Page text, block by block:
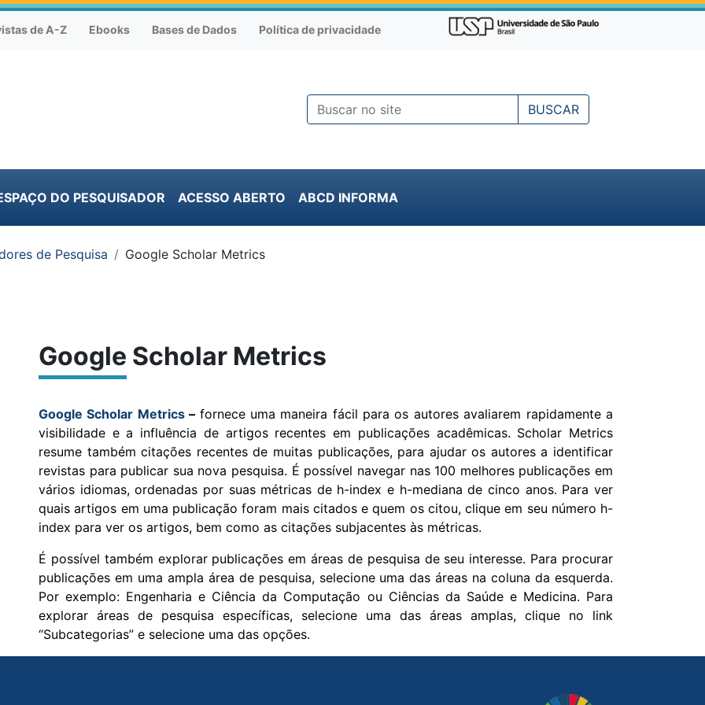
de A-Z Ebooks Bases de Dados Política de privacidade
BUSCAR
DO PESQUISADOR ACESSO ABERTO ABCD INFORMA
de Pesquisa Google Scholar Metrics
Google Scholar Metrics
Google Scholar Metrics– fornece uma maneira fácil para os autores avaliarem rapidamente a
visibilidade e a influência de artigos recentes em publicações acadêmicas. Scholar Metrics
resume também citações recentes de muitas publicações, para ajudar os autores a identificar
revistas para publicar sua nova pesquisa. É possível navegar nas 100 melhores publicações em
vários idiomas, ordenadas por suas métricas de h-index e h-mediana de cinco anos. Para ver
quais artigos em uma publicação foram mais citados e quem os citou, clique em seu número h-
index para ver os artigos, bem como as citações subjacentes às métricas.
É possível também explorar publicações em áreas de pesquisa de seu interesse. Para procurar
publicações em uma ampla área de pesquisa, selecione uma das áreas na coluna da esquerda.
Por exemplo: Engenharia e Ciência da Computação ou Ciências da Saúde e Medicina. Para
explorar áreas de pesquisa específicas, selecione uma das áreas amplas, clique no link
“Subcategorias” e selecione uma das opções.